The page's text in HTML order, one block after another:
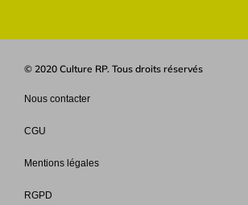
© 2020 Culture RP. Tous droits réservés
Nous contacter
CGU
Mentions légales
RGPD